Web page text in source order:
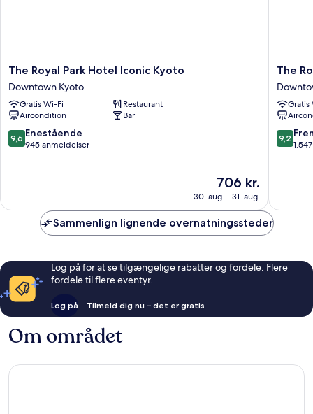
The
Royal
Park
Hotel
Iconic
Kyoto
Downtown
The Royal Park Hotel Iconic Kyoto
Downtown Kyoto
Gratis Wi-Fi
Restaurant
Aircondition
Bar
9.6
ud
anmeldelser
9,6 Enestående
945 anmeldelser
Prisen
706 kr.
706 kr.
30. aug. - 31. aug.
The
Royal
Park
Hotel
Kyoto
Sanjo
The
Gratis
9.2
ud
9,2
Sammenlign lignende overnatningssteder
Log på for at se tilgængelige rabatter og fordele. Flere
fordele til flere eventyr.
Log på Tilmeld dig nu – det er gratis
Om området